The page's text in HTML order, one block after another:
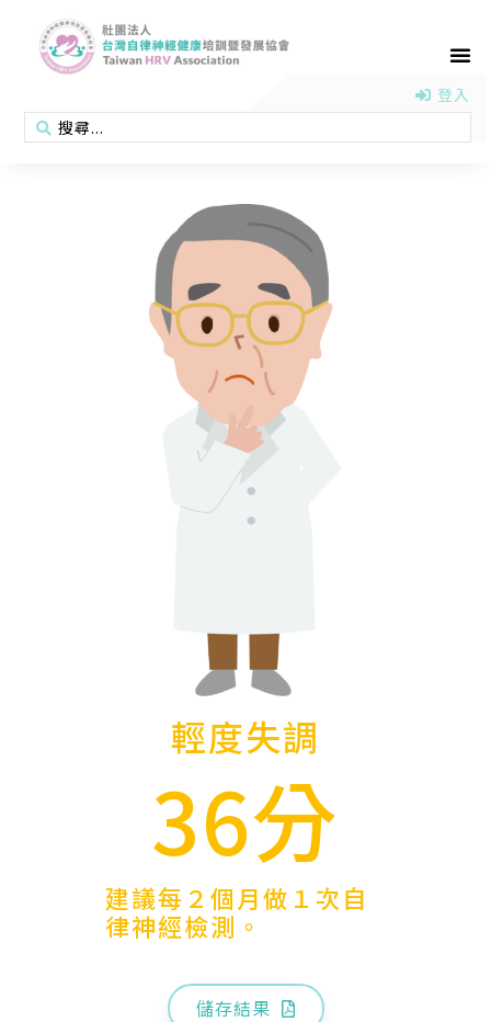
登入
輕度失調
36分
建議每２個月做１次自
律神經檢測。
儲存結果